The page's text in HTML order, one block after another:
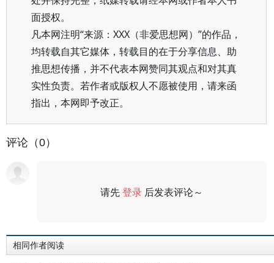
面授权。
凡本网注明“来源：XXX（非爱思想网）”的作品，
均转载自其它媒体，转载目的在于分享信息、助
推思想传播，并不代表本网赞同其观点和对其真
实性负责。若作者或版权人不愿被使用，请来函
指出，本网即予改正。
评论（0）
请先登录 后发表评论～
相同作者阅读